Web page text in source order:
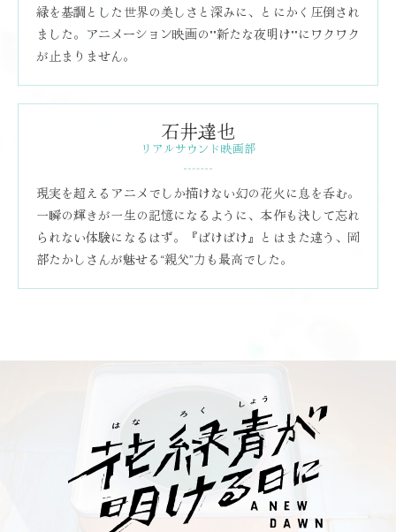
緑を基調とした世界の美しさと深みに、とにかく圧倒され
ました。アニメーション映画の""新たな夜明け""にワクワク
が止まりません。
石井達也
リアルサウンド映画部
現実を超えるアニメでしか描けない幻の花火に息を呑む。
一瞬の輝きが一生の記憶になるように、本作も決して忘れ
られない体験になるはず。『ばけばけ』とはまた違う、岡
部たかしさんが魅せる“親父”力も最高でした。